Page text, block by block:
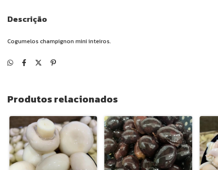
Descrição
Cogumelos champignon mini inteiros.
Produtos relacionados